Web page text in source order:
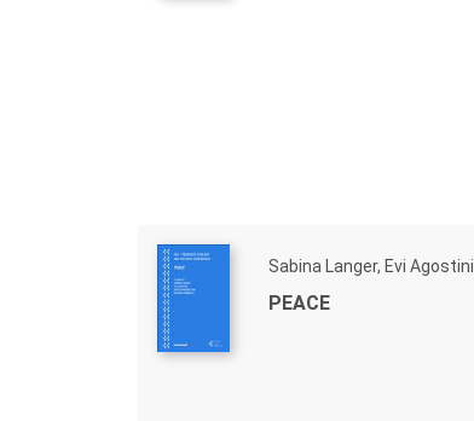
Sabina Langer, Evi Agostini
PEACE